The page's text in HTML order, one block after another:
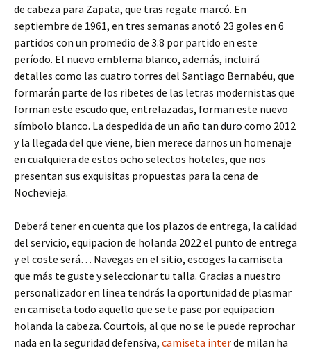
de cabeza para Zapata, que tras regate marcó. En
septiembre de 1961, en tres semanas anotó 23 goles en 6
partidos con un promedio de 3.8 por partido en este
período. El nuevo emblema blanco, además, incluirá
detalles como las cuatro torres del Santiago Bernabéu, que
formarán parte de los ribetes de las letras modernistas que
forman este escudo que, entrelazadas, forman este nuevo
símbolo blanco. La despedida de un año tan duro como 2012
y la llegada del que viene, bien merece darnos un homenaje
en cualquiera de estos ocho selectos hoteles, que nos
presentan sus exquisitas propuestas para la cena de
Nochevieja.
Deberá tener en cuenta que los plazos de entrega, la calidad
del servicio, equipacion de holanda 2022 el punto de entrega
y el coste será… Navegas en el sitio, escoges la camiseta
que más te guste y seleccionar tu talla. Gracias a nuestro
personalizador en linea tendrás la oportunidad de plasmar
en camiseta todo aquello que se te pase por equipacion
holanda la cabeza. Courtois, al que no se le puede reprochar
nada en la seguridad defensiva, camiseta interde milan ha